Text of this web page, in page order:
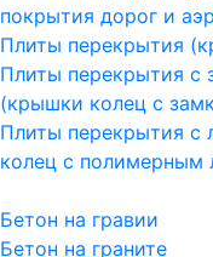
покрытия дорог и
Плиты перекрытия
Плиты перекрытия с
(крышки колец с
Плиты перекрытия
колец с полимерным
Бетон на гравии
Бетон на граните